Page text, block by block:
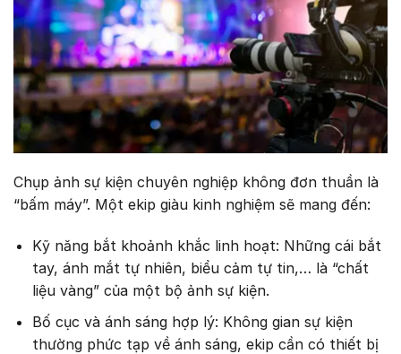
Chụp ảnh sự kiện chuyên nghiệp không đơn thuần là
“bấm máy”. Một ekip giàu kinh nghiệm sẽ mang đến:
Kỹ năng bắt khoảnh khắc linh hoạt: Những cái bắt
tay, ánh mắt tự nhiên, biểu cảm tự tin,… là “chất
liệu vàng” của một bộ ảnh sự kiện.
Bố cục và ánh sáng hợp lý: Không gian sự kiện
thường phức tạp về ánh sáng, ekip cần có thiết bị